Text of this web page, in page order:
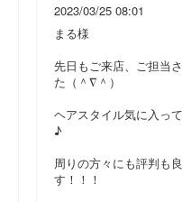
2023/03/25 08:01
まる様
先日もご来店、ご担当
た（＾∇＾）
ヘアスタイル気に入っ
♪
周りの方々にも評判も
す！！！